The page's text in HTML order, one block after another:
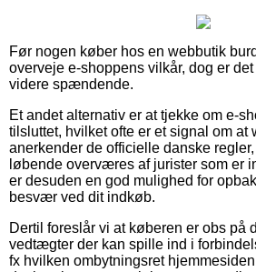
Før nogen køber hos en webbutik
overveje e-shoppens vilkår, dog er
videre spændende.
Et andet alternativ er at tjekke om e-
tilsluttet, hvilket ofte er et signal om at
anerkender de officielle danske
løbende overværes af jurister som er
er desuden en god mulighed for
besvær ved dit indkøb.
Dertil foreslår vi at køberen er obs på
vedtægter der kan spille ind i
fx hvilken ombytningsret